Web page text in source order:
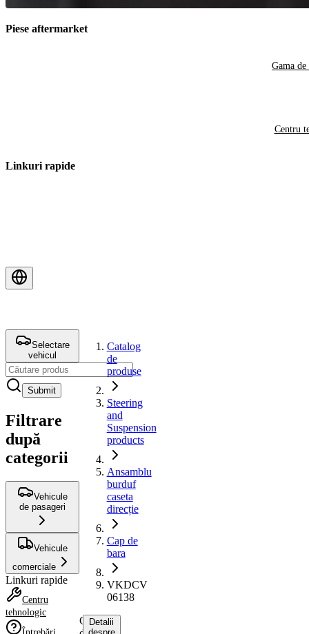
Piese aftermarket
Gama de
Centru
Linkuri rapide
Selectare
vehicul
Submit
Filtrare
după
categorii
Vehicule
de pasageri
Vehicule
comerciale
Linkuri rapide
Centru
tehnologic
Catalog
de
produse
Steering
and
Suspension
products
Ansamblu
burduf
caseta
direcție
Cap de
bara
VKDCV
06138
CapDetalii